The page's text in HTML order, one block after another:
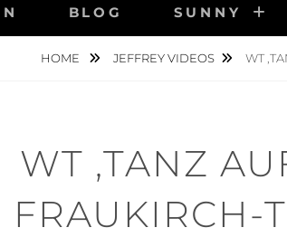
BLOG SUNNY
HOME JEFFREY VIDEOS WT
WT ‚TANZ
FRAUKIRCH-